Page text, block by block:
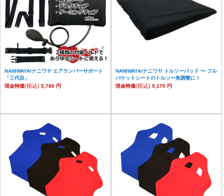
NANIWAYA/ナニワヤ エアランバーサポート
「三代目」
現金特価(税込) 5,780 円
NANIWAYA/ナニワヤ トルソーパッド 〜 フル
バケットシートのトルソー角調整に！
現金特価(税込) 5,170 円